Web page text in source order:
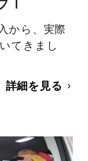
Ⅰ
から、実際
てきまし
詳細を見る